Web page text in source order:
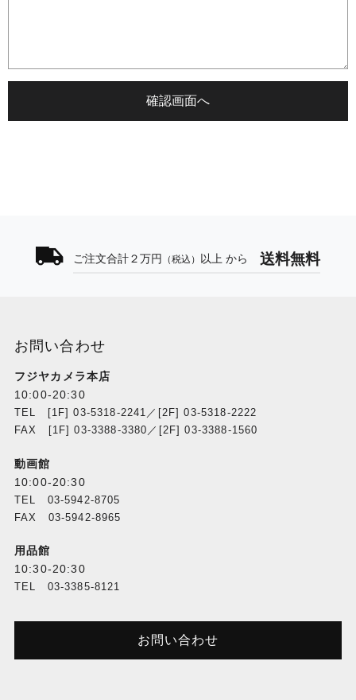
ご注文合計２万円 （税込） 以上 から 送料無料
お問い合わせ
フジヤカメラ本店
10:00-20:30
TEL [1F] 03-5318-2241／[2F] 03-5318-2222
FAX [1F] 03-3388-3380／[2F] 03-3388-1560
動画館
10:00-20:30
TEL 03-5942-8705
FAX 03-5942-8965
用品館
10:30-20:30
TEL 03-3385-8121
お問い合わせ